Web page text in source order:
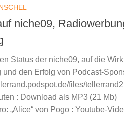
niche09,
Status der niche09, auf die
und den Erfolg von Podcast-
files/
: Download als MP3 (21 Mb)
„Alice“ von Pogo : Youtube-